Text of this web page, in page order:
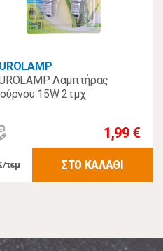
Λαμπτήρας
15W 2τμχ
1,99 €
τεμ ΣΤΟ ΚΑΛΑΘΙ